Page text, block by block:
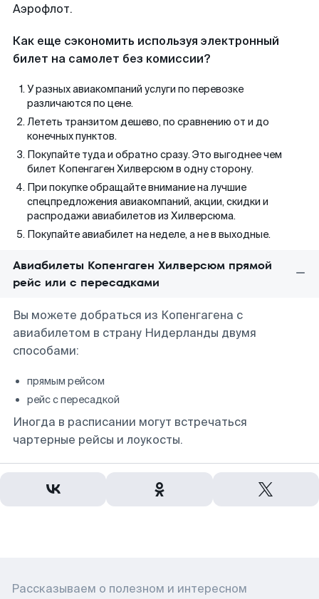
Аэрофлот.
Как еще сэкономить используя электронный
билет на самолет без комиссии?
У разных авиакомпаний услуги по перевозке
различаются по цене.
Лететь транзитом дешево, по сравнению от и до
конечных пунктов.
Покупайте туда и обратно сразу. Это выгоднее чем
билет Копенгаген Хилверсюм в одну сторону.
При покупке обращайте внимание на лучшие
спецпредложения авиакомпаний, акции, скидки и
распродажи авиабилетов из Хилверсюма.
Покупайте авиабилет на неделе, а не в выходные.
Авиабилеты Копенгаген Хилверсюм прямой
рейс или с пересадками
Вы можете добраться из Копенгагена с
авиабилетом в страну Нидерланды двумя
способами:
прямым рейсом
рейс с пересадкой
Иногда в расписании могут встречаться
чартерные рейсы и лоукосты.
Рассказываем о полезном и интересном